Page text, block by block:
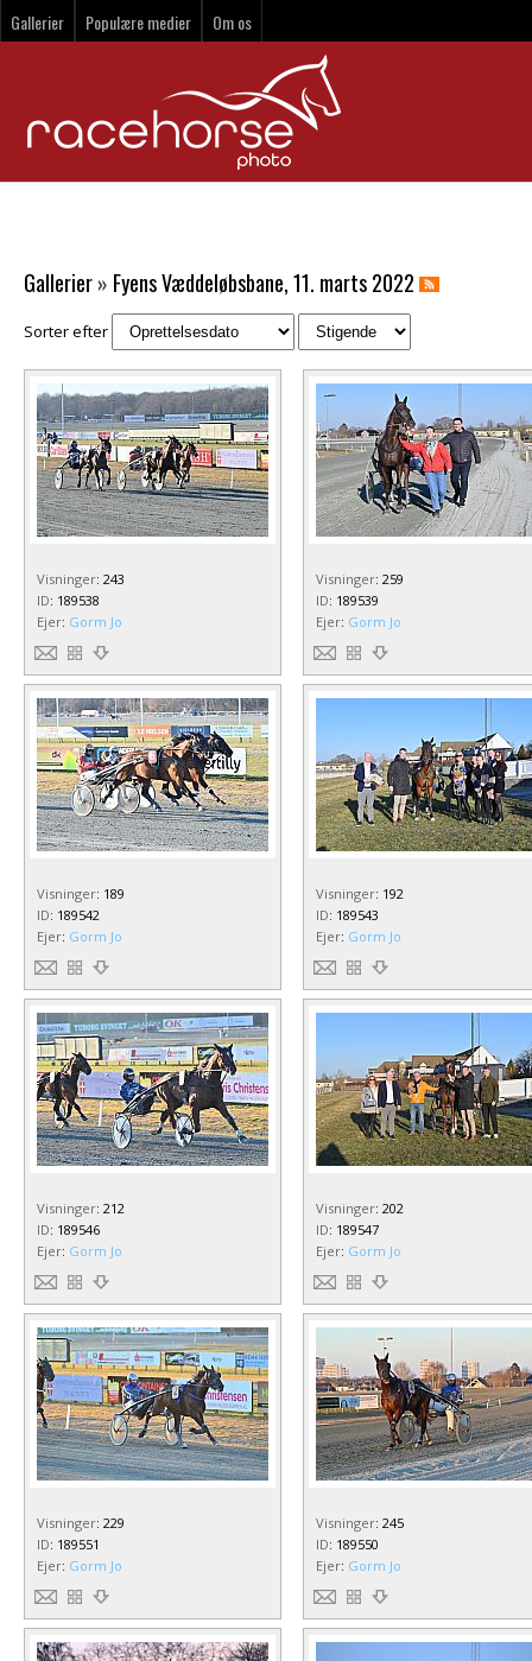
Gallerier Populære medier Om os
Gallerier» Fyens Væddeløbsbane, 11. marts 2022
Sorter efter
Visninger: 243
ID: 189538
Ejer: Gorm Jo
Visninger: 259
ID: 189539
Ejer: Gorm Jo
Visninger: 189
ID: 189542
Ejer: Gorm Jo
Visninger: 192
ID: 189543
Ejer: Gorm Jo
Visninger: 212
ID: 189546
Ejer: Gorm Jo
Visninger: 202
ID: 189547
Ejer: Gorm Jo
Visninger: 229
ID: 189551
Ejer: Gorm Jo
Visninger: 245
ID: 189550
Ejer: Gorm Jo